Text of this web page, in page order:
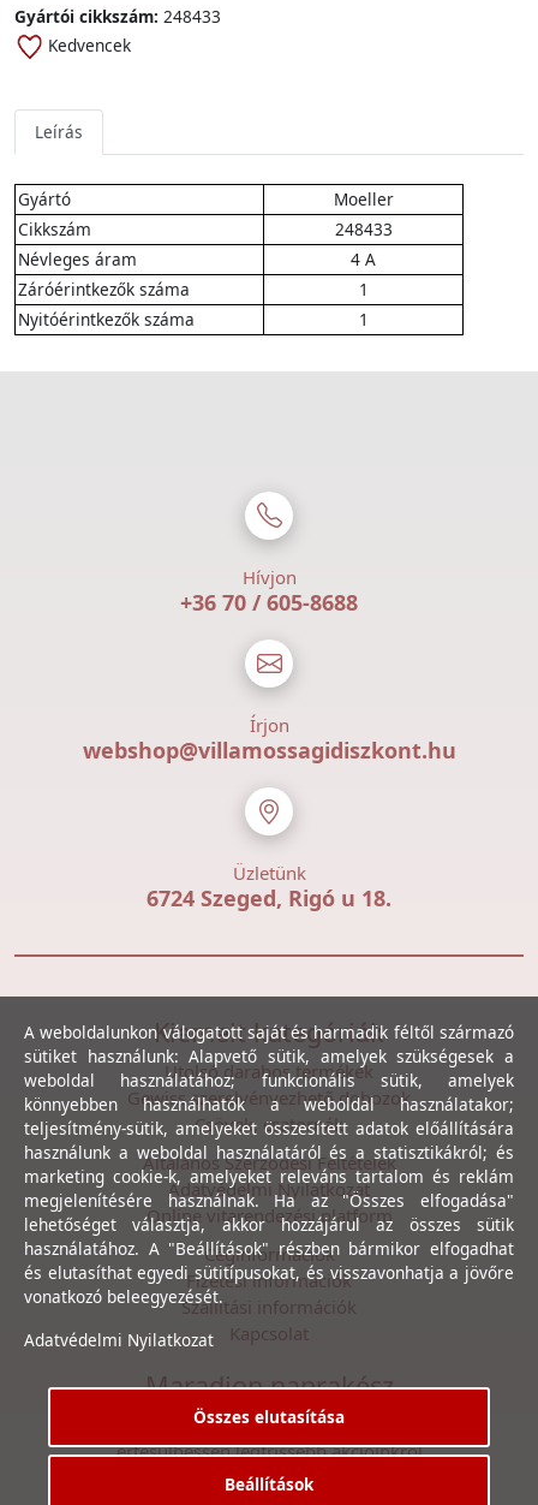
Gyártói cikkszám: 248433
Kedvencek
Leírás
Gyártó
Moeller
Cikkszám
248433
Névleges áram
4 A
Záróérintkezők száma
1
Nyitóérintkezők száma
1
Hívjon
+36 70 / 605-8688
Írjon
webshop@villamossagidiszkont.hu
Üzletünk
6724 Szeged, Rigó u 18.
Kiemelt kategóriák
Utolsó darabos termékek
Gewiss szerelvényezhető dobozok
Csövek, csatornák
Általános Szerződési Feltételek
Adatvédelmi Nyilatkozat
Online vitarendezési platform
Céginformációk
Fizetési információk
Szállítási információk
Kapcsolat
Maradjon naprakész
Íratkozzon fel hírlevelünkre, hogy első kézből
értesülhessen legfrissebb akcióinkról
A weboldalunkon válogatott saját és harmadik féltől származó
sütiket használunk: Alapvető sütik, amelyek szükségesek a
weboldal használatához; funkcionális sütik, amelyek
könnyebben használhatók a weboldal használatakor;
teljesítmény-sütik, amelyeket összesített adatok előállítására
használunk a weboldal használatáról és a statisztikákról; és
marketing cookie-k, amelyeket releváns tartalom és reklám
megjelenítésére használnak. Ha az "Összes elfogadása"
lehetőséget választja, akkor hozzájárul az összes sütik
használatához. A "Beállítások" részben bármikor elfogadhat
és elutasíthat egyedi sütitípusokat, és visszavonhatja a jövőre
vonatkozó beleegyezését.
Adatvédelmi Nyilatkozat
Összes elutasítása
Beállítások